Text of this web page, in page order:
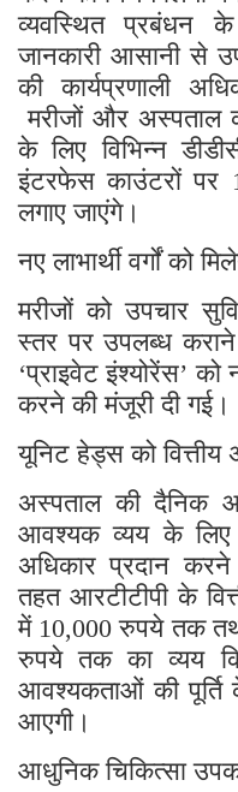
व्यवस्थित
जानकारी आसानी से
की कार्यप्रणाली
मरीजों और अस्पताल
के लिए विभिन्न
इंटरफेस काउंटरों पर
लगाए जाएंगे।
नए लाभार्थी वर्गों को
मरीजों को उपचार
स्तर पर उपलब्ध
‘प्राइवेट इंश्योरेंस’को
करने की मंजूरी दी गई।
यूनिट हेड्स को वित्तीय
अस्पताल की दैनिक
आवश्यक व्यय के लिए
अधिकार प्रदान
तहत आरटीटीपी के
में 10,000रुपये तक
रुपये तक का व्यय
आवश्यकताओं की पूर्ति
आएगी।
आधुनिक चिकित्सा